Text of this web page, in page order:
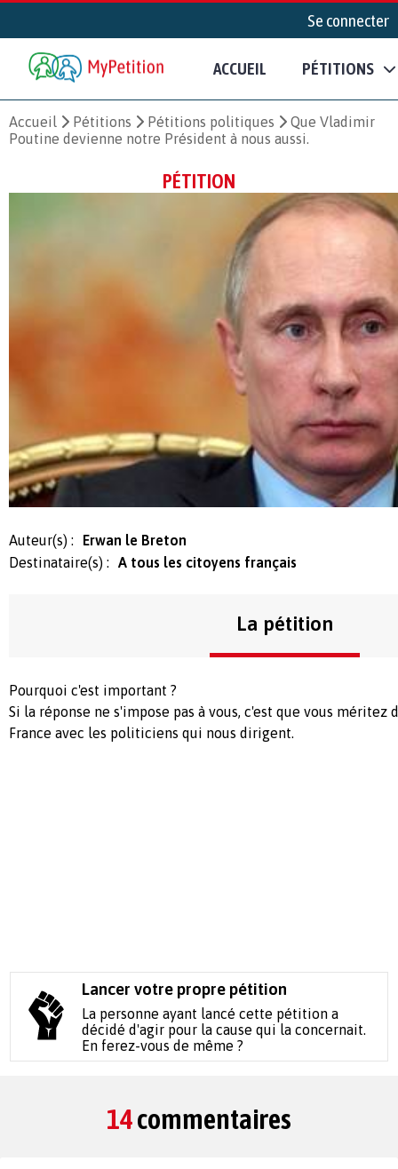
Se connecter
ACCUEIL PÉTITIONS
Accueil Pétitions Pétitions politiques
Que Vladimir
Poutine devienne notre Président à nous aussi.
PÉTITION
Auteur(s) :
Erwan le Breton
Destinataire(s) :
A tous les citoyens français
La pétition
Pourquoi c'est important ?
Si la réponse ne s'impose pas à vous, c'est que vous méritez
France avec les politiciens qui nous dirigent.
Lancer votre propre pétition
La personne ayant lancé cette pétition a
décidé d'agir pour la cause qui la concernait.
En ferez-vous de même ?
14commentaires